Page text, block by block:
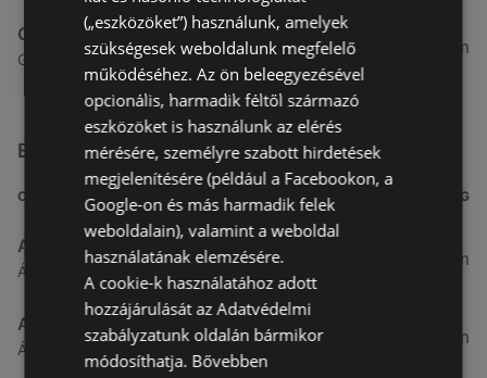
Coop Tisza
Győri utca 2 2, 9141 Ikrény
75,33 km
Egyéb Szupermarketek üzletek a közelben
CÍM TÁVOLSÁG
Aldi
Ágfalvi út 4/A., 9400 Sopron
3,26 km
ALDI
Ágfalvi út 4/a, 9400 Sopron
3,26 km
(„eszközöket”) használunk, amelyek
szükségesek weboldalunk megfelelő
működéséhez. Az ön beleegyezésével
opcionális, harmadik féltől származó
eszközöket is használunk az elérés
mérésére, személyre szabott hirdetések
megjelenítésére (például a Facebookon, a
Google-on és más harmadik felek
weboldalain), valamint a weboldal
használatának elemzésére.
A cookie-k használatához adott
hozzájárulását az Adatvédelmi
szabályzatunk oldalán bármikor
módosíthatja. Bővebben